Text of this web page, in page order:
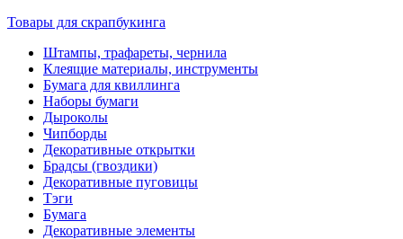
Товары для скрапбукинга
Штампы, трафареты, чернила
Клеящие материалы, инструменты
Бумага для квиллинга
Наборы бумаги
Дыроколы
Чипборды
Декоративные открытки
Брадсы (гвоздики)
Декоративные пуговицы
Тэги
Бумага
Декоративные элементы